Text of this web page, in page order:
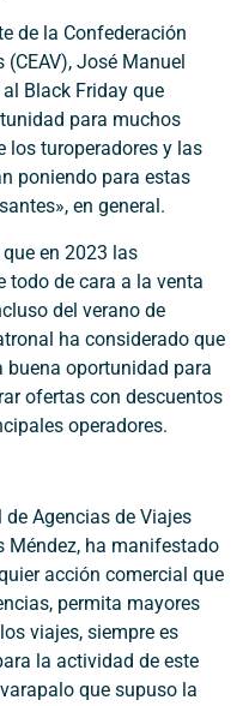
de la Confederación
José Manuel
Black Friday que
para muchos
los turoperadores y las
poniendo para estas
en general.
en 2023 las
todo de cara a la venta
del verano de
ha considerado que
buena oportunidad para
ofertas con descuentos
operadores.
Agencias de Viajes
Méndez, ha manifestado
acción comercial que
permita mayores
viajes, siempre es
la actividad de este
que supuso la